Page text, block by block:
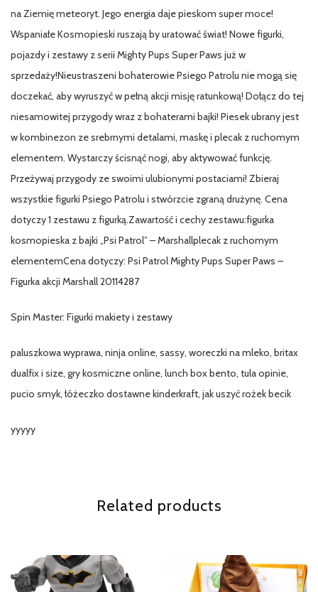
na Ziemię meteoryt. Jego energia daje pieskom super moce!
Wspaniałe Kosmopieski ruszają by uratować świat! Nowe figurki,
pojazdy i zestawy z serii Mighty Pups Super Paws już w
sprzedaży!Nieustraszeni bohaterowie Psiego Patrolu nie mogą się
doczekać, aby wyruszyć w pełną akcji misję ratunkową! Dołącz do tej
niesamowitej przygody wraz z bohaterami bajki! Piesek ubrany jest
w kombinezon ze srebrnymi detalami, maskę i plecak z ruchomym
elementem. Wystarczy ścisnąć nogi, aby aktywować funkcję.
Przeżywaj przygody ze swoimi ulubionymi postaciami! Zbieraj
wszystkie figurki Psiego Patrolu i stwórzcie zgraną drużynę. Cena
dotyczy 1 zestawu z figurką.Zawartość i cechy zestawu:figurka
kosmopieska z bajki „Psi Patrol” – Marshallplecak z ruchomym
elementemCena dotyczy: Psi Patrol Mighty Pups Super Paws –
Figurka akcji Marshall 20114287
Spin Master: Figurki makiety i zestawy
paluszkowa wyprawa, ninja online, sassy, woreczki na mleko, britax
dualfix i size, gry kosmiczne online, lunch box bento, tula opinie,
pucio smyk, łóżeczko dostawne kinderkraft, jak uszyć rożek becik
yyyyy
Related products